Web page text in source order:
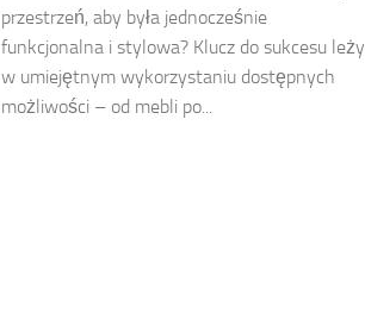
przestrzeń, aby była jednocześnie
funkcjonalna i stylowa? Klucz do sukcesu leży
w umiejętnym wykorzystaniu dostępnych
możliwości – od mebli po...